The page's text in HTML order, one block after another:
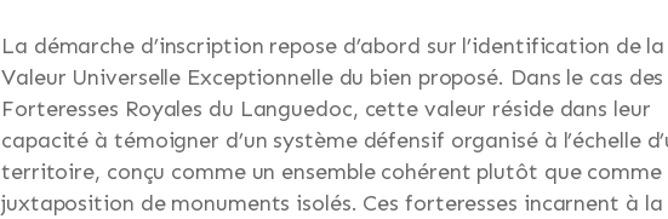
La démarche d’inscription repose d’abord sur l’identification de la
Valeur Universelle Exceptionnelle du bien proposé. Dans le cas des
Forteresses Royales du Languedoc, cette valeur réside dans leur
capacité à témoigner d’un système défensif organisé à l’échelle
territoire, conçu comme un ensemble cohérent plutôt que comme
juxtaposition de monuments isolés. Ces forteresses incarnent à la